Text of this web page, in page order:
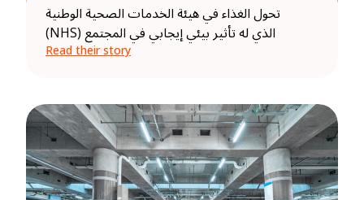
تحول الغذاء في هيئة الخدمات الصحية الوطنية
(NHS) الذي له تأثير بيئي إيجابي في المجتمع
Read their story